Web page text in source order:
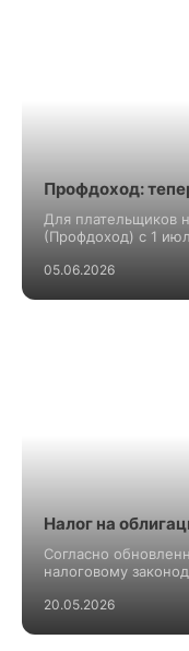
Профдоход:
Для плательщиков
(Профдоход) с 1
05.06.2026
Налог на
Согласно
налоговому
20.05.2026